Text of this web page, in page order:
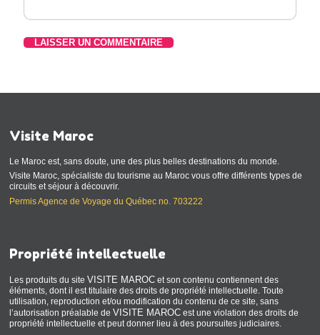
Visite Maroc
Le Maroc est, sans doute, une des plus belles destinations du monde.
Visite Maroc, spécialiste du tourisme au Maroc vous offre différents types de
circuits et séjour à découvrir.
Permis Agence de Voyage du Québec no. 703222
Propriété intellectuelle
Les produits du siteVISITE MAROC et son contenu contiennent des
éléments, dont il est titulaire des droits de propriété intellectuelle. Toute
utilisation, reproduction et/ou modification du contenu de ce site, sans
l’autorisation préalable deVISITE MAROC est une violation des droits de
propriété intellectuelle et peut donner lieu à des poursuites judiciaires.